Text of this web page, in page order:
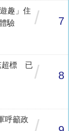
趣」住
驗
/ 7
超標 已 / 8
呼籲政
/